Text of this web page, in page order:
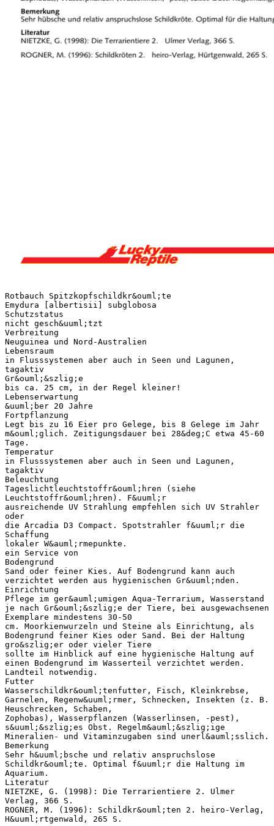
Rotbauch Spitzkopfschildkr&ouml;te
Emydura [albertisii] subglobosa
Schutzstatus
nicht gesch&uuml;tzt
Verbreitung
Neuguinea und Nord-Australien
Lebensraum
in Flusssystemen aber auch in Seen und Lagunen,
tagaktiv
Gr&ouml;&szlig;e
bis ca. 25 cm, in der Regel kleiner!
Lebenserwartung
&uuml;ber 20 Jahre
Fortpflanzung
Legt bis zu 16 Eier pro Gelege, bis 8 Gelege im Jahr
m&ouml;glich. Zeitigungsdauer bei 28&deg;C etwa 45-60
Tage.
Temperatur
in Flusssystemen aber auch in Seen und Lagunen,
tagaktiv
Beleuchtung
Tageslichtleuchtstoffr&ouml;hren (siehe
Leuchtstoffr&ouml;hren). F&uuml;r
ausreichende UV Strahlung empfehlen sich UV Strahler
oder
die Arcadia D3 Compact. Spotstrahler f&uuml;r die
Schaffung
lokaler W&auml;rmepunkte.
ein Service von
Bodengrund
Sand oder feiner Kies. Auf Bodengrund kann auch
verzichtet werden aus hygienischen Gr&uuml;nden.
Einrichtung
Pflege im ger&auml;umigen Aqua-Terrarium, Wasserstand
je nach Gr&ouml;&szlig;e der Tiere, bei ausgewachsenen
Exemplare mindestens 30-50
cm. Moorkienwurzeln und Steine als Einrichtung, als
Bodengrund feiner Kies oder Sand. Bei der Haltung
gro&szlig;er oder vieler Tiere
sollte im Hinblick auf eine hygienische Haltung auf
einen Bodengrund im Wasserteil verzichtet werden.
Landteil notwendig.
Futter
Wasserschildkr&ouml;tenfutter, Fisch, Kleinkrebse,
Garnelen, Regenw&uuml;rmer, Schnecken, Insekten (z. B.
Heuschrecken, Schaben,
Zophobas), Wasserpflanzen (Wasserlinsen, -pest),
s&uuml;&szlig;es Obst. Regelm&auml;&szlig;ige
Mineralien- und Vitaminzugaben sind unerl&auml;sslich.
Bemerkung
Sehr h&uuml;bsche und relativ anspruchslose
Schildkr&ouml;te. Optimal f&uuml;r die Haltung im
Aquarium.
Literatur
NIETZKE, G. (1998): Die Terrarientiere 2. Ulmer
Verlag, 366 S.
ROGNER, M. (1996): Schildkr&ouml;ten 2. heiro-Verlag,